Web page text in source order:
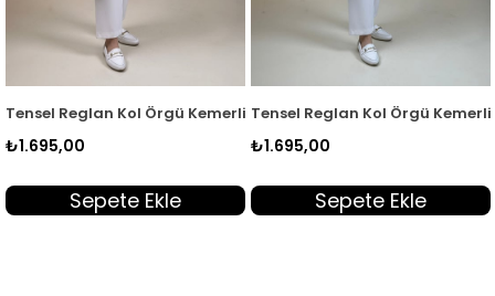
Tunik Acı Kahve EYL 2172
Tensel Reglan Kol Örgü Kemerli Kadın Tunik Yeşil EYL 2172
₺1.695,00
Sepete Ekle
Tensel Reglan Kol Örgü Kemerli
₺1.695,00
Sepete Ekle